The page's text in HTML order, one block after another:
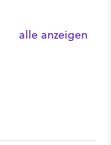
alle anzeigen